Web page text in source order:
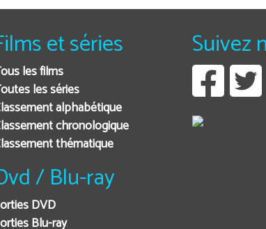
et séries
les films
les séries
alphabétique
chronologique
thématique
/ Blu-ray
DVD
Blu-ray
Suivez